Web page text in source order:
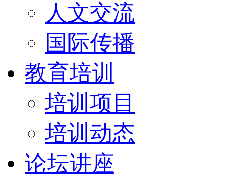
人文交流
国际传播
教育培训
培训项目
培训动态
论坛讲座